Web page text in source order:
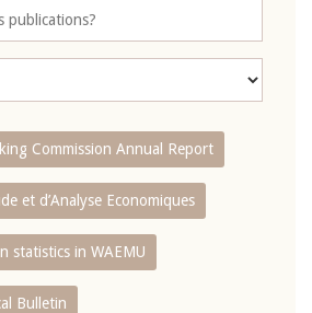
Commission Annual Report
et d’Analyse Economiques
statistics in WAEMU
Bulletin